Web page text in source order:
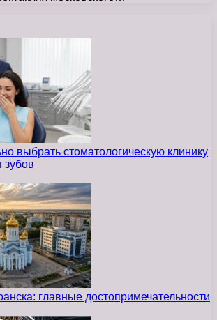
выбрать стоматологическую клинику
зубов
главные достопримечательности